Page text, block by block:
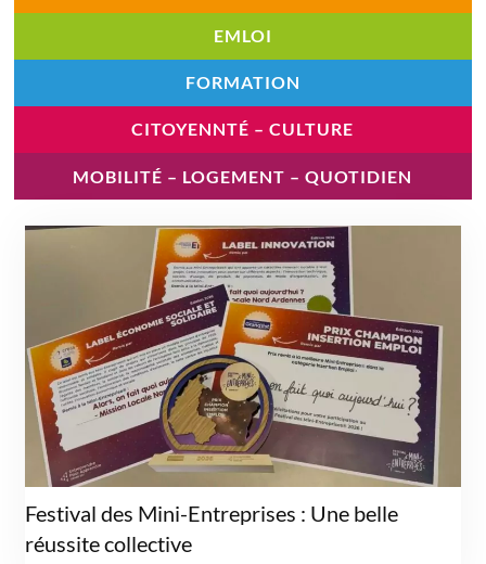
EMLOI
FORMATION
CITOYENNTÉ – CULTURE
MOBILITÉ – LOGEMENT – QUOTIDIEN
Festival des Mini-Entreprises : Une belle
réussite collective